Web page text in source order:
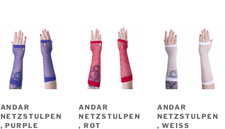
ANDAR
NETZSTULPEN
, PURPLE
ANDAR
NETZSTULPEN
, ROT
ANDAR
NETZSTULPEN
, WEISS